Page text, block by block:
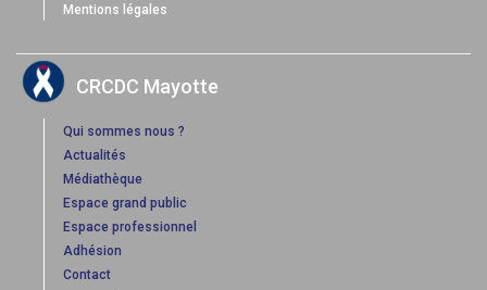
Mentions légales
CRCDC Mayotte
Qui sommes nous ?
Actualités
Médiathèque
Espace grand public
Espace professionnel
Adhésion
Contact